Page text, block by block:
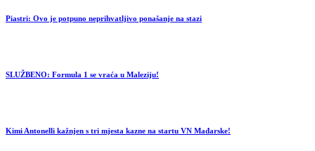
Piastri: Ovo je potpuno neprihvatljivo ponašanje na stazi
SLUŽBENO: Formula 1 se vraća u Maleziju!
Kimi Antonelli kažnjen s tri mjesta kazne na startu VN Mađarske!